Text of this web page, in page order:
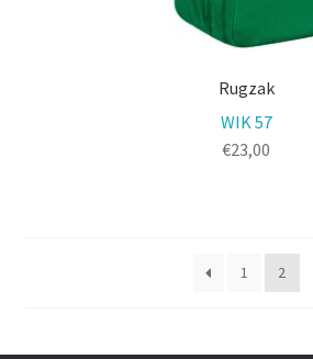
Rugzak
WIK 57
€23,00
1 2